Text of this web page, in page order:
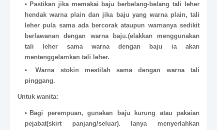
Pastikan jika memakai baju berbelang-belang tali leher
hendak warna plain dan jika baju yang warna plain, tali
leher pula sama ada bercorak ataupun warnanya sedikit
berlawanan dengan warna baju.(elakkan menggunakan
tali leher sama warna dengan baju ia akan
mentenggelamkan tali leher.
Warna stokin mestilah sama dengan warna tali
pinggang.
Untuk wanita:
Bagi perempuan, gunakan baju kurung atau pakaian
pejabat(skirt panjang/seluar). Ianya menyerlahkan